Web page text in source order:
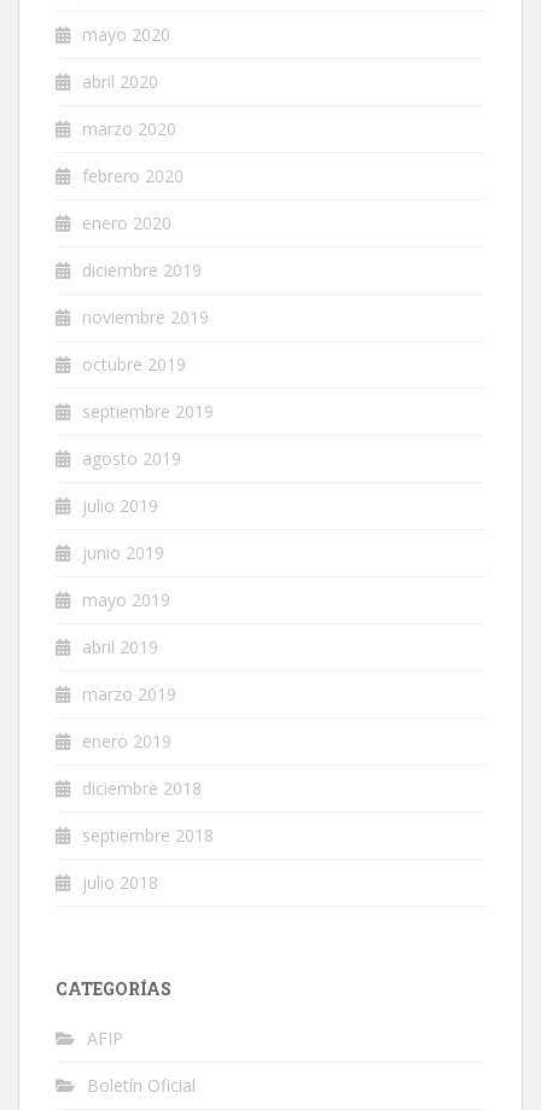
mayo 2020
abril 2020
marzo 2020
febrero 2020
enero 2020
diciembre 2019
noviembre 2019
octubre 2019
septiembre 2019
agosto 2019
julio 2019
junio 2019
mayo 2019
abril 2019
marzo 2019
enero 2019
diciembre 2018
septiembre 2018
julio 2018
CATEGORÍAS
AFIP
Boletín Oficial